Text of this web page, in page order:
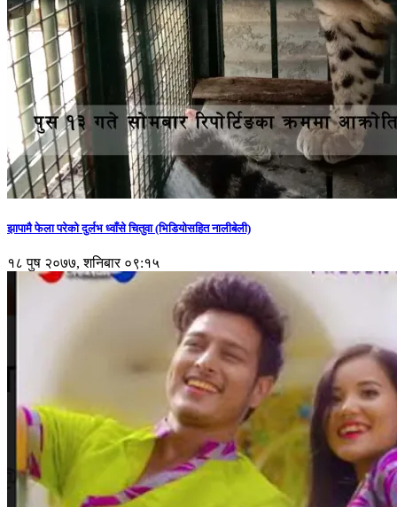
झापामै फेला परेको दुर्लभ ध्वाँसे चितुवा (भिडियोसहित नालीबेली)
१८ पुष २०७७, शनिबार ०९:१५